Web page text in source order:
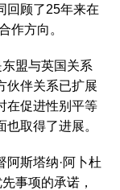
回顾了25年来在
作方向。
盟与英国关系
伙伴关系已扩展
在促进性别平等
取得了进展。
阿斯塔纳·阿卜杜
事项的承诺，